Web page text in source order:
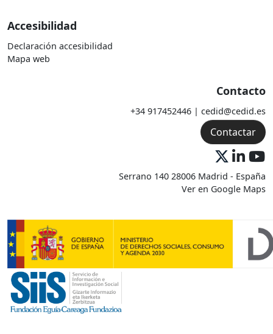
Accesibilidad
Declaración accesibilidad
Mapa web
Contacto
+34 917452446 | cedid@cedid.es
Contactar
Serrano 140 28006 Madrid - España
Ver en Google Maps